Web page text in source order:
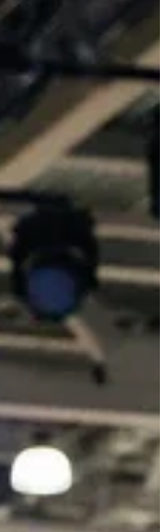
событием первого дня станет открывающий
легендарного петербургского МОДНОГО
ТАТЬЯНЫ ПАРФЕНОВОЙ и его второй линии
HOME. Впервые один из самых известных и
уважаемых российских дизайнеров примет
участие в выставке